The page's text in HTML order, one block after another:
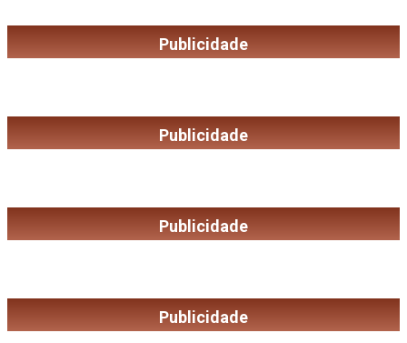
Publicidade
Publicidade
Publicidade
Publicidade